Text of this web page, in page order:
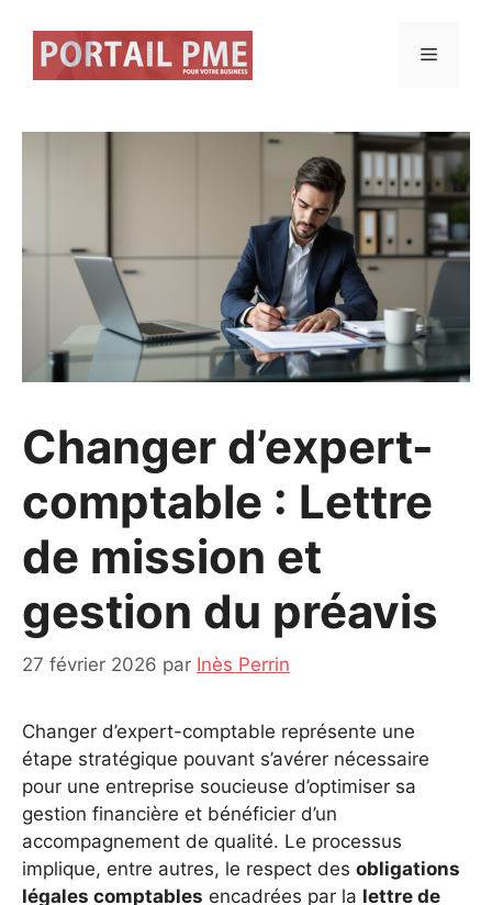
contenu
Menu
Changer d’expert-
comptable : Lettre
de mission et
gestion du préavis
27 février 2026 par Inès Perrin
Changer d’expert-comptable représente une
étape stratégique pouvant s’avérer nécessaire
pour une entreprise soucieuse d’optimiser sa
gestion financière et bénéficier d’un
accompagnement de qualité. Le processus
implique, entre autres, le respect des obligations
légales comptables encadrées par la lettre de